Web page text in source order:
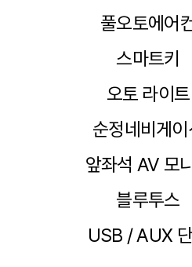
풀오토에어
스마트키
오토 라이트
순정네비게이
앞좌석 AV 모
블루투스
USB / AUX